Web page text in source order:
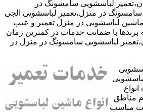
لباسشویی سامسونگ در
سامسونگ در منزل،تعمیر لباسشویی الجی
ماشین لباسشویی در منزل تعمیر و عیب
برندها با ضمانت خدمات در کمترین زمان
لباسشویی سامسونگ در منزل در
مناطق
مناسب